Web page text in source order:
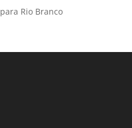
Rio Branco